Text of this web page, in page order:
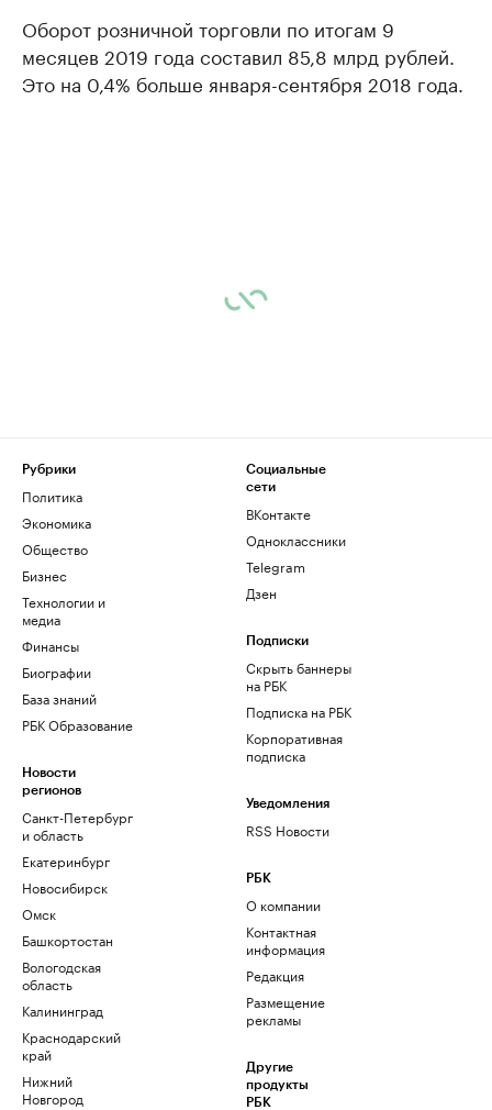
Оборот розничной торговли по итогам 9
месяцев 2019 года составил 85,8 млрд рублей.
Это на 0,4% больше января-сентября 2018 года.
Рубрики
Политика
Экономика
Общество
Бизнес
Технологии и
медиа
Финансы
Биографии
База знаний
РБК Образование
Новости
регионов
Санкт-Петербург
и область
Екатеринбург
Новосибирск
Омск
Башкортостан
Вологодская
область
Калининград
Краснодарский
край
Нижний
Новгород
Социальные
сети
ВКонтакте
Одноклассники
Telegram
Дзен
Подписки
Скрыть баннеры
на РБК
Подписка на РБК
Корпоративная
подписка
Уведомления
RSS Новости
РБК
О компании
Контактная
информация
Редакция
Размещение
рекламы
Другие
продукты
РБК